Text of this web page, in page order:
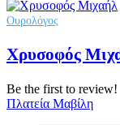
Ουρολόγος
Χρυσοφός
Be the first to review!
Πλατεία Μαβίλη